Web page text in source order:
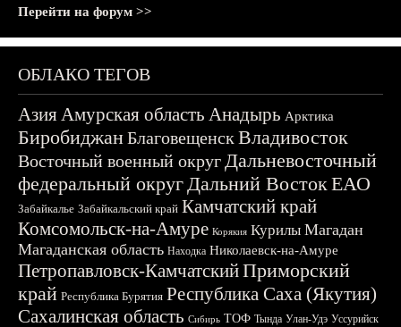
Перейти на форум >>
ОБЛАКО ТЕГОВ
АзияАмурская область Анадырь Арктика
БиробиджанБлаговещенскВладивосток
Восточный военный округДальневосточный
федеральный округДальний ВостокЕАО
Забайкалье Забайкальский край Камчатский край
Комсомольск-на-Амуре Корякия Курилы Магадан
Магаданская область Находка Николаевск-на-Амуре
Петропавловск-КамчатскийПриморский
край Республика Бурятия Республика Саха (Якутия)
Сахалинская область Сибирь ТОФ Тында Улан-Удэ Уссурийск